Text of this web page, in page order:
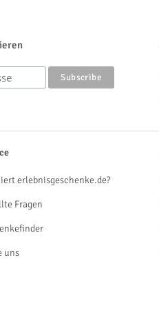
erlebnisgeschenke.de?
Fragen
uns